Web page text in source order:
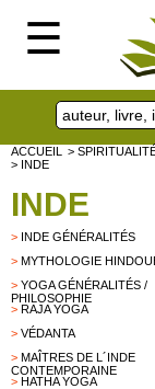
☰
ACCUEIL >
> INDE
INDE
> INDE GÉNÉRALITÉS
> MYTHOLOGIE
> YOGA GÉNÉRALITÉS /
PHILOSOPHIE
> RAJA YOGA
> VÉDANTA
> MAÎTRES DE L´INDE
CONTEMPORAINE
> HATHA YOGA